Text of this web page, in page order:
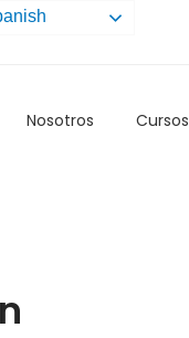
Nosotros Cursos